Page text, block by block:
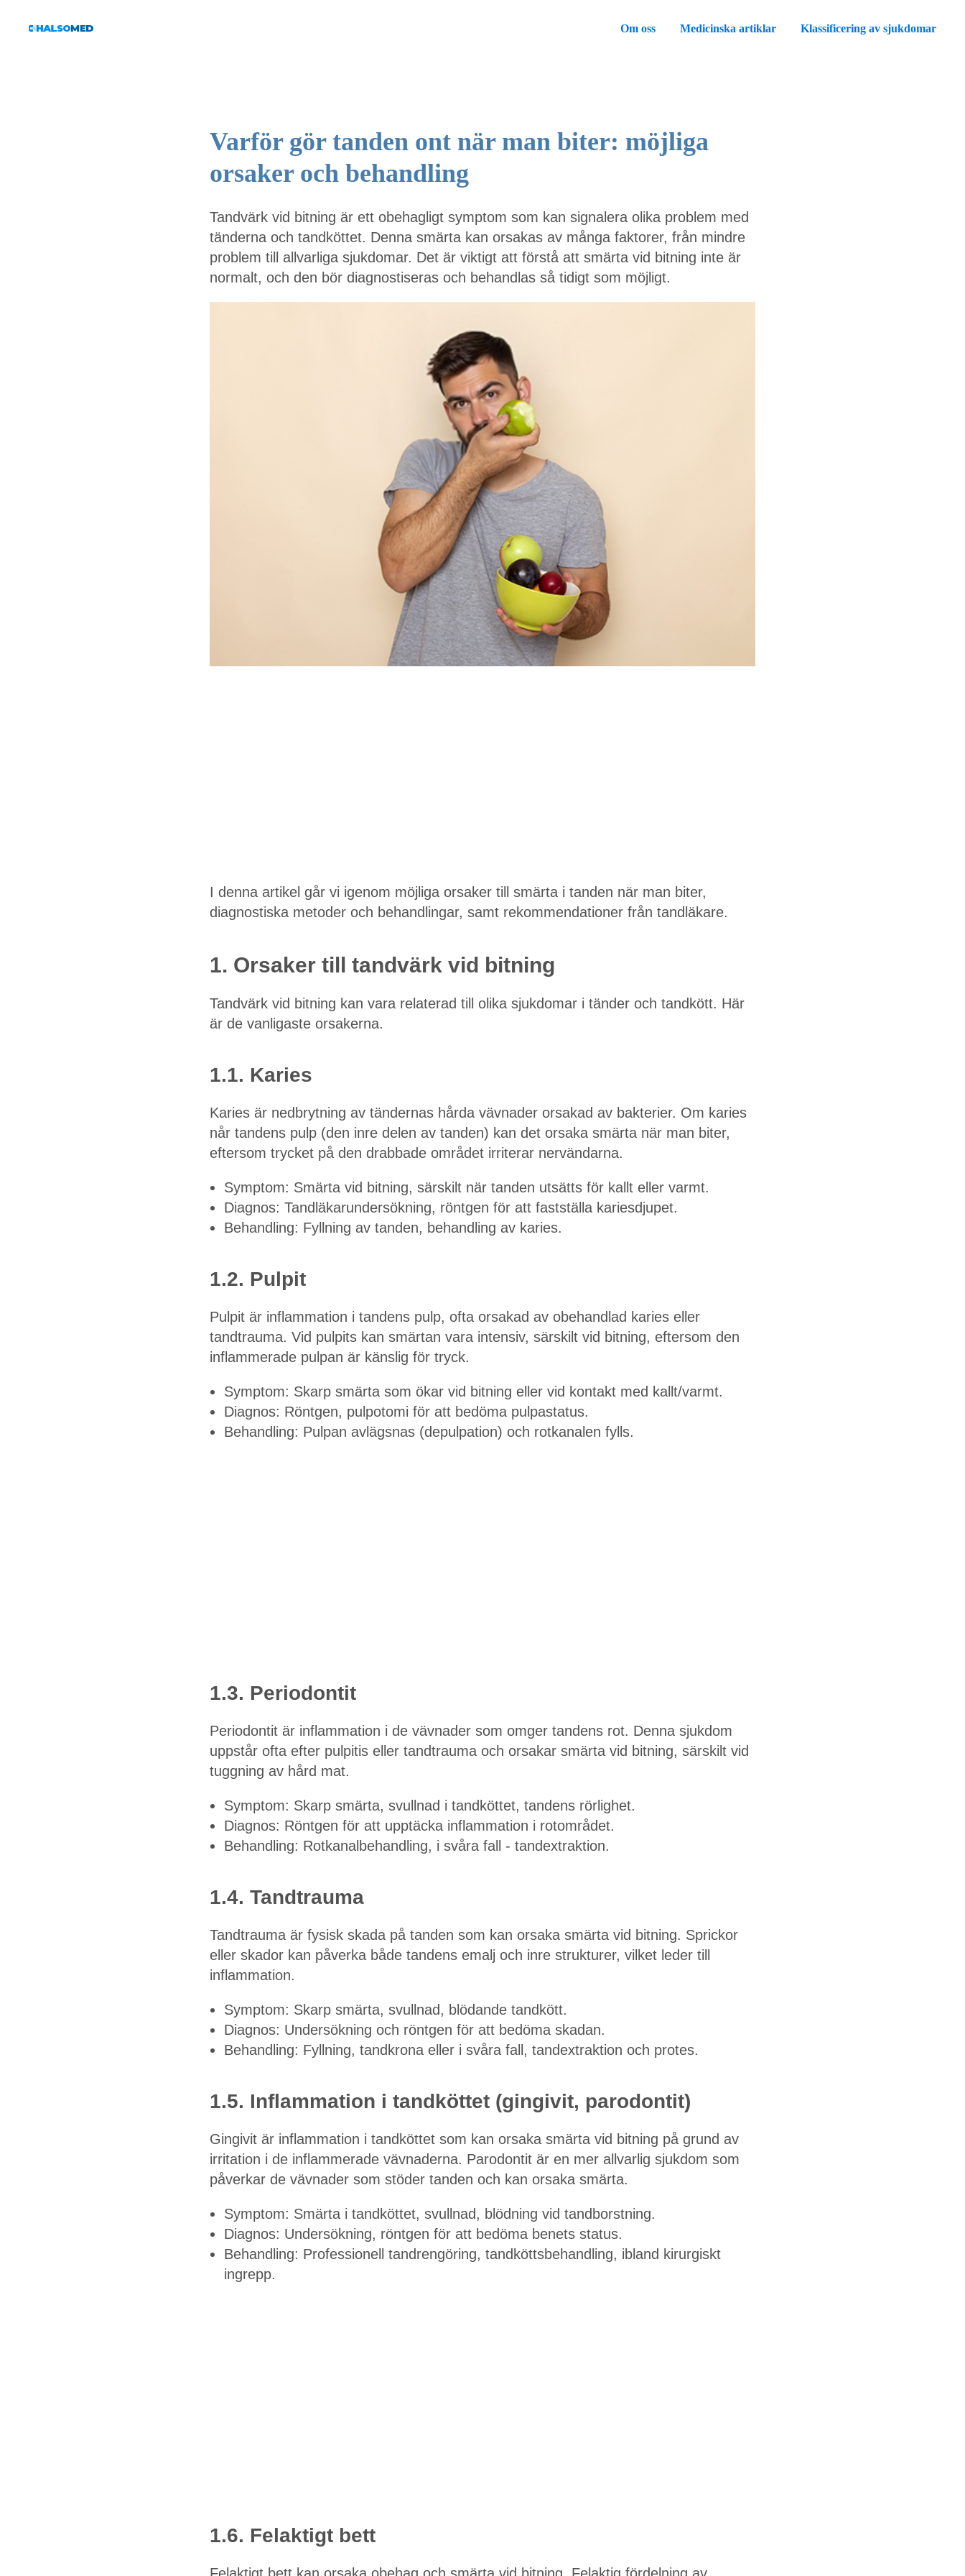
Om oss Medicinska artiklar Klassificering av sjukdomar
Varför gör tanden ont när man biter: möjliga
orsaker och behandling
Tandvärk vid bitning är ett obehagligt symptom som kan signalera olika problem med
tänderna och tandköttet. Denna smärta kan orsakas av många faktorer, från mindre
problem till allvarliga sjukdomar. Det är viktigt att förstå att smärta vid bitning inte är
normalt, och den bör diagnostiseras och behandlas så tidigt som möjligt.
I denna artikel går vi igenom möjliga orsaker till smärta i tanden när man biter,
diagnostiska metoder och behandlingar, samt rekommendationer från tandläkare.
1. Orsaker till tandvärk vid bitning
Tandvärk vid bitning kan vara relaterad till olika sjukdomar i tänder och tandkött. Här
är de vanligaste orsakerna.
1.1. Karies
Karies är nedbrytning av tändernas hårda vävnader orsakad av bakterier. Om karies
når tandens pulp (den inre delen av tanden) kan det orsaka smärta när man biter,
eftersom trycket på den drabbade området irriterar nervändarna.
Symptom: Smärta vid bitning, särskilt när tanden utsätts för kallt eller varmt.
Diagnos: Tandläkarundersökning, röntgen för att fastställa kariesdjupet.
Behandling: Fyllning av tanden, behandling av karies.
1.2. Pulpit
Pulpit är inflammation i tandens pulp, ofta orsakad av obehandlad karies eller
tandtrauma. Vid pulpits kan smärtan vara intensiv, särskilt vid bitning, eftersom den
inflammerade pulpan är känslig för tryck.
Symptom: Skarp smärta som ökar vid bitning eller vid kontakt med kallt/varmt.
Diagnos: Röntgen, pulpotomi för att bedöma pulpastatus.
Behandling: Pulpan avlägsnas (depulpation) och rotkanalen fylls.
1.3. Periodontit
Periodontit är inflammation i de vävnader som omger tandens rot. Denna sjukdom
uppstår ofta efter pulpitis eller tandtrauma och orsakar smärta vid bitning, särskilt vid
tuggning av hård mat.
Symptom: Skarp smärta, svullnad i tandköttet, tandens rörlighet.
Diagnos: Röntgen för att upptäcka inflammation i rotområdet.
Behandling: Rotkanalbehandling, i svåra fall - tandextraktion.
1.4. Tandtrauma
Tandtrauma är fysisk skada på tanden som kan orsaka smärta vid bitning. Sprickor
eller skador kan påverka både tandens emalj och inre strukturer, vilket leder till
inflammation.
Symptom: Skarp smärta, svullnad, blödande tandkött.
Diagnos: Undersökning och röntgen för att bedöma skadan.
Behandling: Fyllning, tandkrona eller i svåra fall, tandextraktion och protes.
1.5. Inflammation i tandköttet (gingivit, parodontit)
Gingivit är inflammation i tandköttet som kan orsaka smärta vid bitning på grund av
irritation i de inflammerade vävnaderna. Parodontit är en mer allvarlig sjukdom som
påverkar de vävnader som stöder tanden och kan orsaka smärta.
Symptom: Smärta i tandköttet, svullnad, blödning vid tandborstning.
Diagnos: Undersökning, röntgen för att bedöma benets status.
Behandling: Professionell tandrengöring, tandköttsbehandling, ibland kirurgiskt
ingrepp.
1.6. Felaktigt bett